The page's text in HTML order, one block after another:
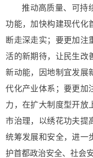
推动高质量、可持
功能，加快构建现代化
断走深走实；要更加注
活的新期待，让民生改
新动能，因地制宜发展
代化产业体系；要更加
力，在扩大制度型开放
市治理，以绣花功夫提
统筹发展和安全，进一
护首都政治安全、社会